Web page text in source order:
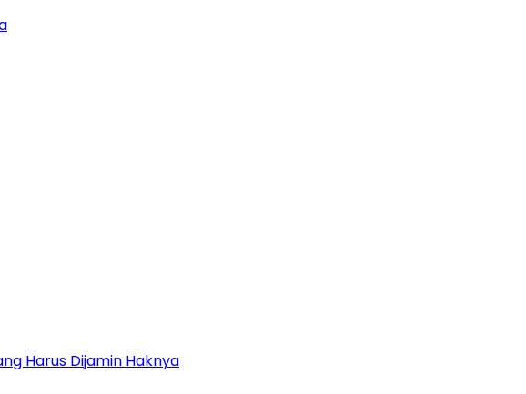
Harus Dijamin Haknya